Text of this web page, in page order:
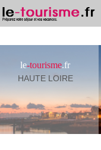
le-tourisme.fr
HAUTE LOIRE